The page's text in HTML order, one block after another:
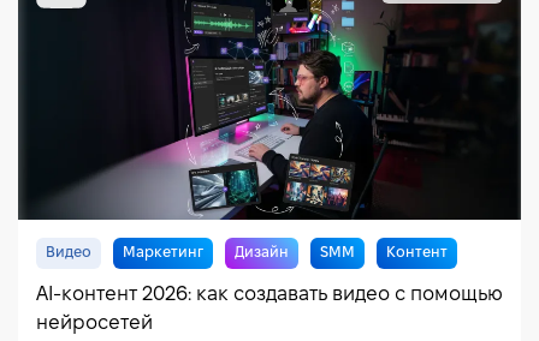
Видео Маркетинг Дизайн SMM Контент
AI-контент 2026: как создавать видео с помощью
нейросетей